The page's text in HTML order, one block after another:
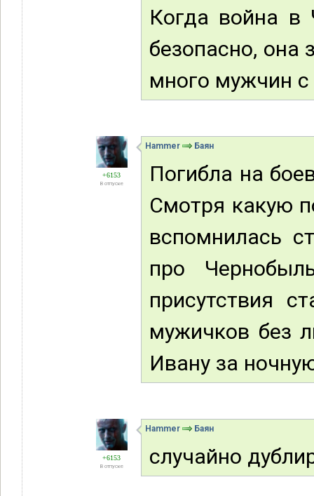
Когда война в
безопасно, она
много мужчин
+6153
В отпуске
Hammer Баян
Погибла на
Смотря какую
вспомнилась
про
присутствия
мужичков без
Ивану за
+6153
В отпуске
Hammer Баян
случайно